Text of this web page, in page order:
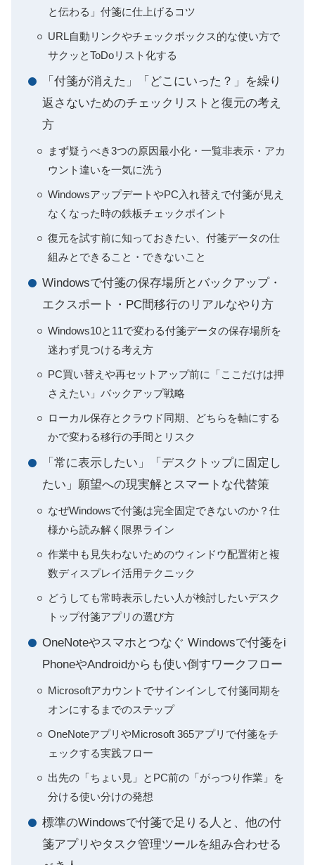
と伝わる」付箋に仕上げるコツ
URL自動リンクやチェックボックス的な使い方で
サクッとToDoリスト化する
「付箋が消えた」「どこにいった？」を繰り
返さないためのチェックリストと復元の考え
方
まず疑うべき3つの原因最小化・一覧非表示・アカ
ウント違いを一気に洗う
WindowsアップデートやPC入れ替えで付箋が見え
なくなった時の鉄板チェックポイント
復元を試す前に知っておきたい、付箋データの仕
組みとできること・できないこと
Windowsで付箋の保存場所とバックアップ・
エクスポート・PC間移行のリアルなやり方
Windows10と11で変わる付箋データの保存場所を
迷わず見つける考え方
PC買い替えや再セットアップ前に「ここだけは押
さえたい」バックアップ戦略
ローカル保存とクラウド同期、どちらを軸にする
かで変わる移行の手間とリスク
「常に表示したい」「デスクトップに固定し
たい」願望への現実解とスマートな代替策
なぜWindowsで付箋は完全固定できないのか？仕
様から読み解く限界ライン
作業中も見失わないためのウィンドウ配置術と複
数ディスプレイ活用テクニック
どうしても常時表示したい人が検討したいデスク
トップ付箋アプリの選び方
OneNoteやスマホとつなぐ Windowsで付箋をi
PhoneやAndroidからも使い倒すワークフロー
Microsoftアカウントでサインインして付箋同期を
オンにするまでのステップ
OneNoteアプリやMicrosoft 365アプリで付箋をチ
ェックする実践フロー
出先の「ちょい見」とPC前の「がっつり作業」を
分ける使い分けの発想
標準のWindowsで付箋で足りる人と、他の付
箋アプリやタスク管理ツールを組み合わせる